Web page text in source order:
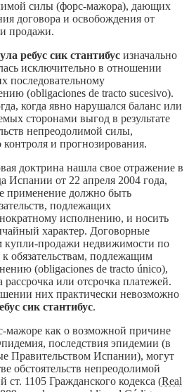
силы (форс-мажора), дающих
договора и освобождения от
продажи.
ребус сик стантибус изначально
исключительно в отношении
последовательному
(obligaciones de tracto sucesivo).
когда явно нарушался баланс или
сторонами выгод в результате
непреодолимой силы,
и прогнозирования.
доктрина нашла свое отражение в
Испании от 22 апреля 2004 года,
применение должно быть
подлежащих
исполнению, и носить
характер. Договорные
купли-продажи недвижимости по
к обязательствам, подлежащим
(obligaciones de tracto único),
рассрочка или отсрочка платежей.
них практически невозможно
сик стантибус.
мажоре как о возможной причине
последствия эпидемии (в
Правительством Испании), могут
обстоятельств непреодолимой
1105 Гражданского кодекса (Real